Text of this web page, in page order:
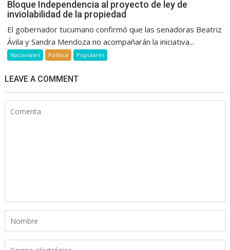
Bloque Independencia al proyecto de ley de
inviolabilidad de la propiedad
El gobernador tucumano confirmó que las senadoras Beatriz
Ávila y Sandra Mendoza no acompañarán la iniciativa...
Nacionales Política Populares
LEAVE A COMMENT